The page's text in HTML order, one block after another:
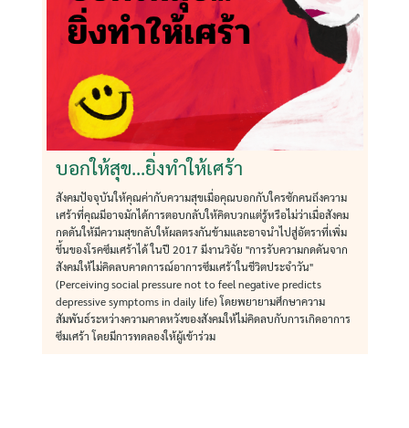
Search
for:
บอกให้สุข...ยิ่งทำให้เศร้า
สังคมปัจจุบันให้คุณค่ากับความสุขเมื่อคุณบอกกับใครซักคนถึงความ
เศร้าที่คุณมีอาจมักได้การตอบกลับให้คิดบวกแต่รู้หรือไม่ว่าเมื่อสังคม
กดดันให้มีความสุขกลับให้ผลตรงกันข้ามและอาจนำไปสู่อัตราที่เพิ่ม
ขึ้นของโรคซึมเศร้าได้ ในปี 2017 มีงานวิจัย "การรับความกดดันจาก
สังคมให้ไม่คิดลบคาดการณ์อาการซึมเศร้าในชีวิตประจำวัน"
(Perceiving social pressure not to feel negative predicts
depressive symptoms in daily life) โดยพยายามศึกษาความ
สัมพันธ์ระหว่างความคาดหวังของสังคมให้ไม่คิดลบกับการเกิดอาการ
ซึมเศร้า โดยมีการทดลองให้ผู้เข้าร่วม